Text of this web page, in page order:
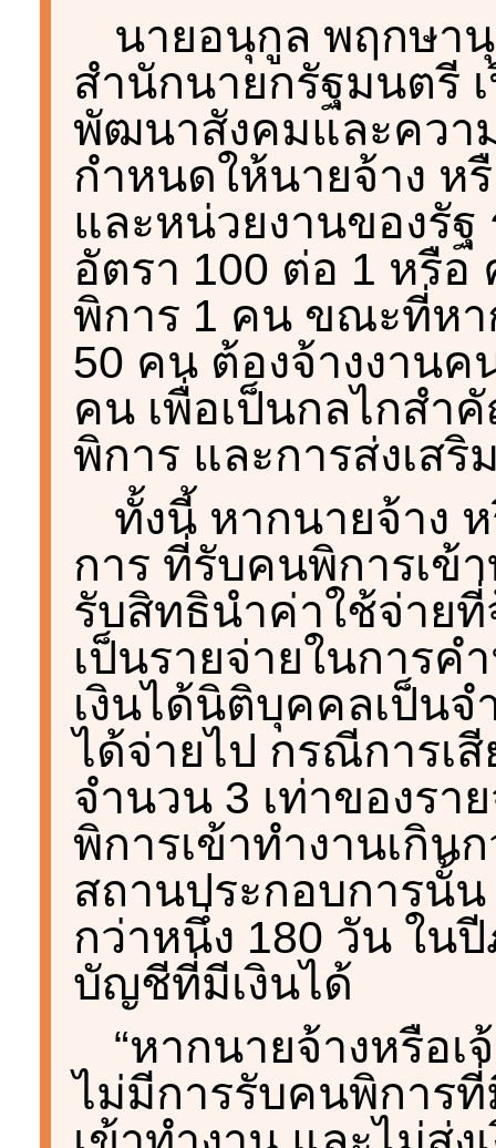
นายอนุกูล พฤกษา
สำนักนายกรัฐมนตรี
พัฒนาสังคมและควา
กำหนดให้นายจ้าง ห
และหน่วยงานของรัฐ
อัตรา 100 ต่อ 1 หรื
พิการ 1 คน ขณะที่ห
50 คน ต้องจ้างงานค
คน เพื่อเป็นกลไกส
พิการ และการส่งเส
ทั้งนี้ หากนายจ้าง
การ ที่รับคนพิการเข้
รับสิทธินําค่าใช้จ่าย
เป็นรายจ่ายในการคํ
เงินได้นิติบุคคลเป็นจํ
ได้จ่ายไป กรณีการเ
จํานวน 3 เท่าของรา
พิการเข้าทํางานเกิน
สถานประกอบการนั้น
กว่าหนึ่ง 180 วัน ใน
บัญชีที่มีเงินได้
“หากนายจ้างหรือ
ไม่มีการรับคนพิการ